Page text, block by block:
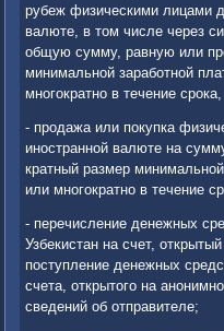
рубеж физи­ческими лицами
валюте, в том числе через
общую сумму, равную или
минимальной заработной
многократно в течение
- продажа или покупка
ино­странной валюте на
кратный размер
или многократно в тече­ние
- перечисление денежных
Узбекистан на счет,
поступление денежных
счета, открытого на
сведений об отправителе;